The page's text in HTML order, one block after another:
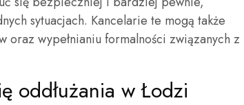
sytuacjach. Kancelarie te mogą także
wypełnianiu formalności związanych z
oddłużania w Łodzi